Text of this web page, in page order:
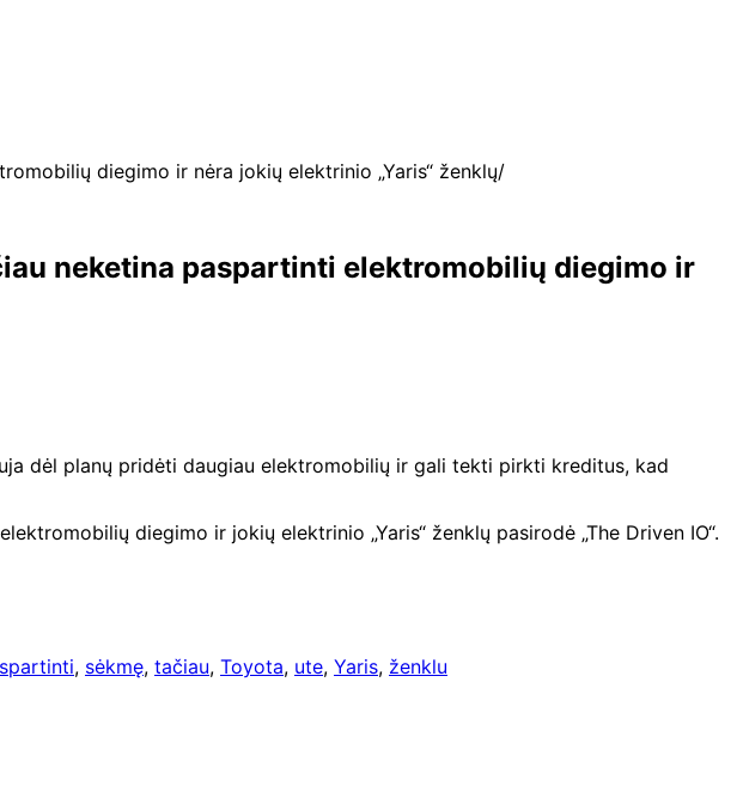
diegimo ir nėra jokių elektrinio „Yaris“ ženklų
neketina paspartinti elektromobilių diegimo ir
dėl planų pridėti daugiau elektromobilių ir gali tekti pirkti kreditus, kad
diegimo ir jokių elektrinio „Yaris“ ženklų pasirodė „The Driven IO“.
, sėkmę, tačiau, Toyota, ute, Yaris, ženklu